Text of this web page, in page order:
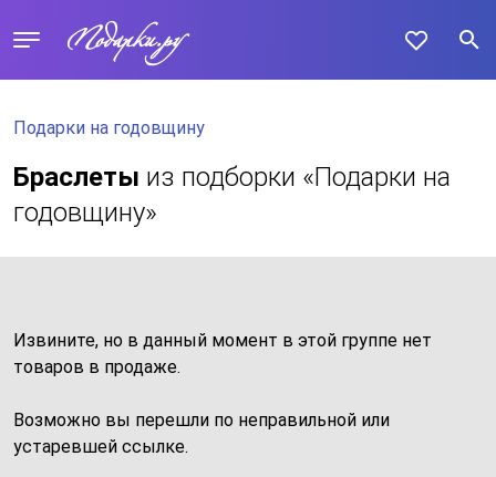
Подарки на годовщину
Браслеты из подборки «Подарки на
годовщину»
Извините, но в данный момент в этой группе нет
товаров в продаже.
Возможно вы перешли по неправильной или
устаревшей ссылке.